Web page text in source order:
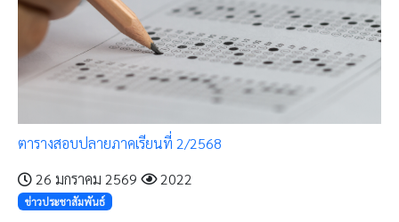
ตารางสอบปลายภาคเรียนที่ 2/2568
26 มกราคม 2569
2022
ข่าวประชาสัมพันธ์